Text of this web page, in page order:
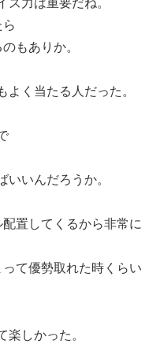
もありか。
く当たる人だった。
いいんだろうか。
置してくるから非常に
て優勢取れた時くらい
楽しかった。